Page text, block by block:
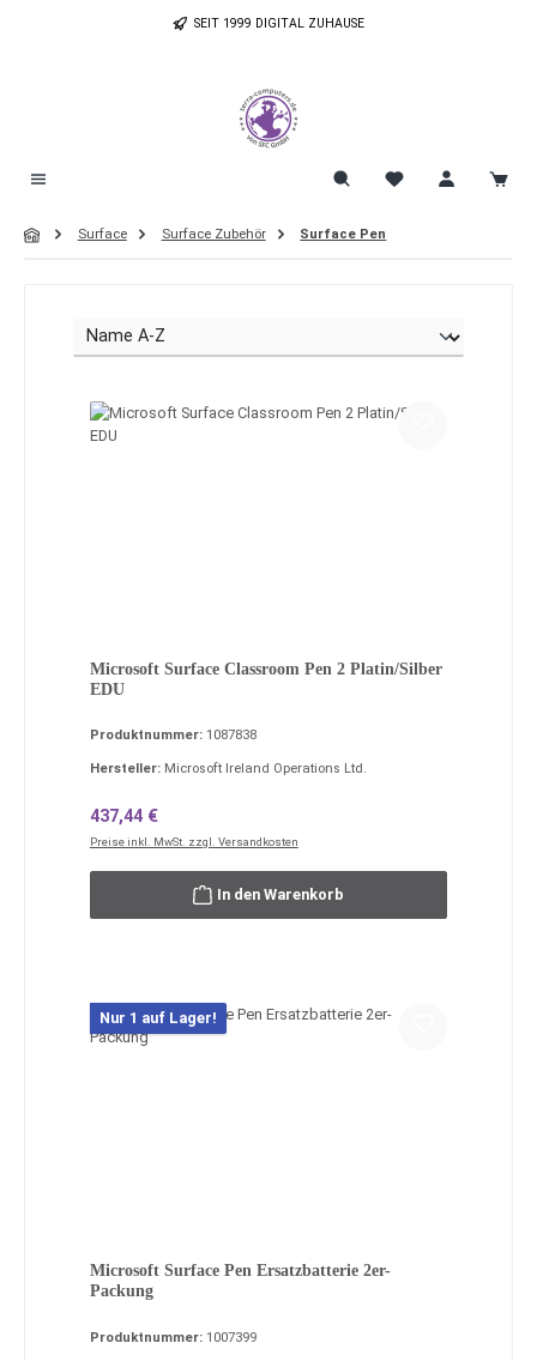
Zum Hauptinhalt springen SEIT 1999 DIGITAL ZUHAUSE
Surface Surface Zubehör Surface Pen
Microsoft Surface Classroom Pen 2 Platin/Silber
EDU
Produktnummer: 1087838
Hersteller: Microsoft Ireland Operations Ltd.
Regulärer Preis:
437,44 €
Preise inkl. MwSt. zzgl. Versandkosten
In den Warenkorb
Nur 1 auf Lager!
Microsoft Surface Pen Ersatzbatterie 2er-
Packung
Produktnummer: 1007399